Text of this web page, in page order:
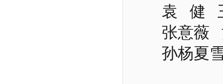
袁
健
张意薇
孙杨夏